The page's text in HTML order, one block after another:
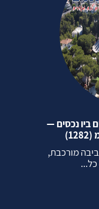
ביו נכסים —
מורכבת,